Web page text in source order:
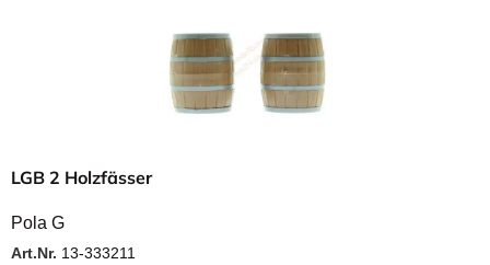
LGB 2 Holzfässer
Pola G
Art.Nr. 13-333211